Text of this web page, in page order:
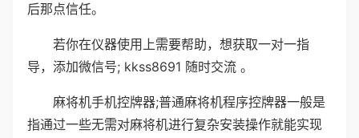
后那点信任。
若你在仪器使用上需要帮助，想获取一对一指
导，添加微信号; kkss8691 随时交流 。
麻将机手机控牌器;普通麻将机程序控牌器一般是
指通过一些无需对麻将机进行复杂安装操作就能实现